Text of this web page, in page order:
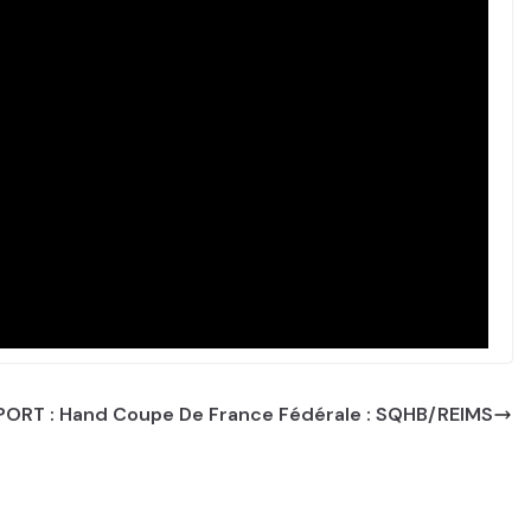
: Hand Coupe De France Fédérale : SQHB/REIMS